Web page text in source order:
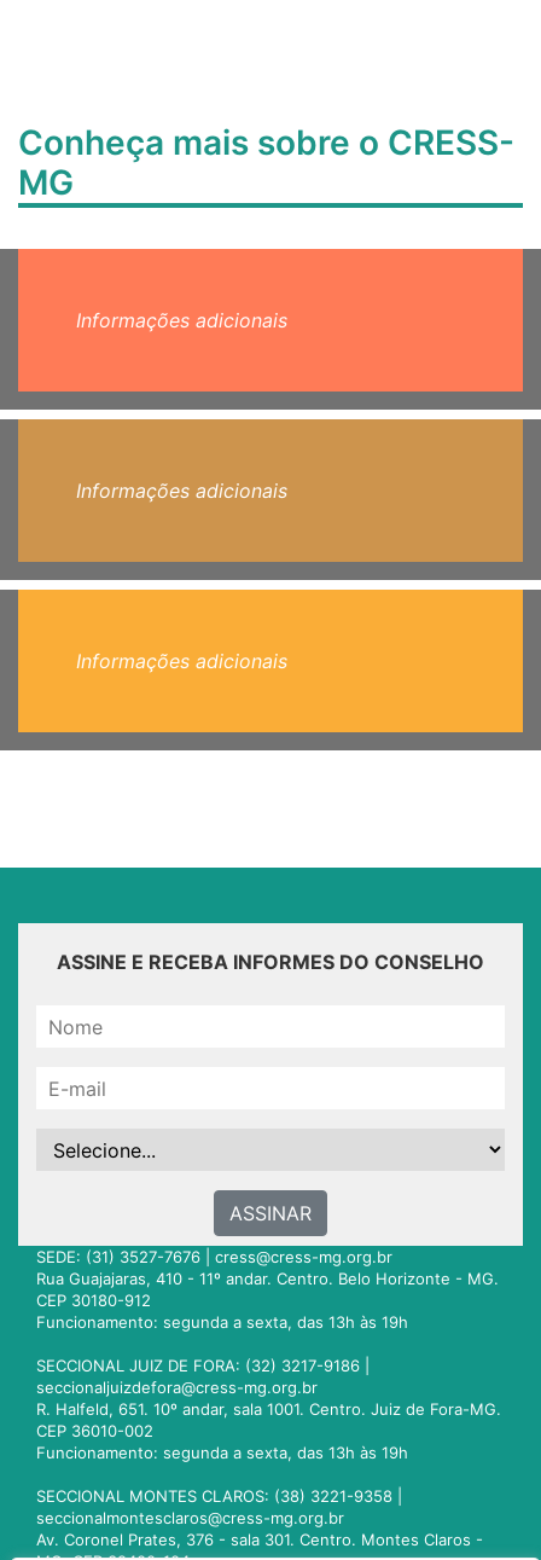
Conheça mais sobre o CRESS-
MG
Informações adicionais
Informações adicionais
Informações adicionais
ASSINE E RECEBA INFORMES DO CONSELHO
ASSINAR
SEDE: (31) 3527-7676 | cress@cress-mg.org.br
Rua Guajajaras, 410 - 11º andar. Centro. Belo Horizonte - MG.
CEP 30180-912
Funcionamento: segunda a sexta, das 13h às 19h
SECCIONAL JUIZ DE FORA: (32) 3217-9186 |
seccionaljuizdefora@cress-mg.org.br
R. Halfeld, 651. 10º andar, sala 1001. Centro. Juiz de Fora-MG.
CEP 36010-002
Funcionamento: segunda a sexta, das 13h às 19h
SECCIONAL MONTES CLAROS: (38) 3221-9358 |
seccionalmontesclaros@cress-mg.org.br
Av. Coronel Prates, 376 - sala 301. Centro. Montes Claros -